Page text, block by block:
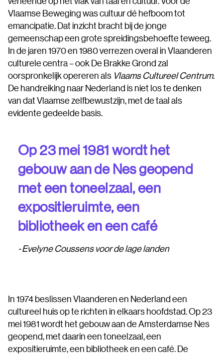
Vlaamse Beweging was cultuur dé hefboom tot
emancipatie. Dat inzicht bracht bij de jonge
gemeenschap een grote spreidingsbehoefte teweeg.
In de jaren 1970 en 1980 verrezen overal in Vlaanderen
culturele centra – ook De Brakke Grond zal
oorspronkelijk opereren als Vlaams Cultureel Centrum.
De handreiking naar Nederland is niet los te denken
van dat Vlaamse zelfbewustzijn, met de taal als
evidente gedeelde basis.
Op 23 mei 1981 wordt het
gebouw aan de Nes geopend
met een toneelzaal, een
expositieruimte, een
bibliotheek en een café
Evelyne Coussens voor de lage landen
In 1974 beslissen Vlaanderen en Nederland een
cultureel huis op te richten in elkaars hoofdstad. Op 23
mei 1981 wordt het gebouw aan de Amsterdamse Nes
geopend, met daarin een toneelzaal, een
expositieruimte, een bibliotheek en een café. De